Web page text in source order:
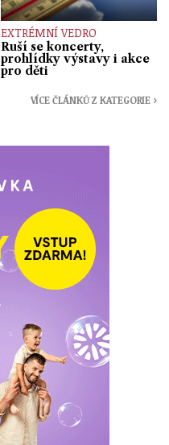
EXTRÉMNÍ VEDRO
Ruší se koncerty,
prohlídky výstavy i akce
pro děti
VÍCE ČLÁNKŮ Z KATEGORIE ›